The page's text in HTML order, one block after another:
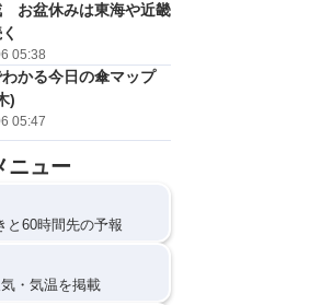
お盆休みは東海や近畿
05:38
わかる今日の傘マップ
)
05:47
ニュー
と60時間先の予報
・気温を掲載